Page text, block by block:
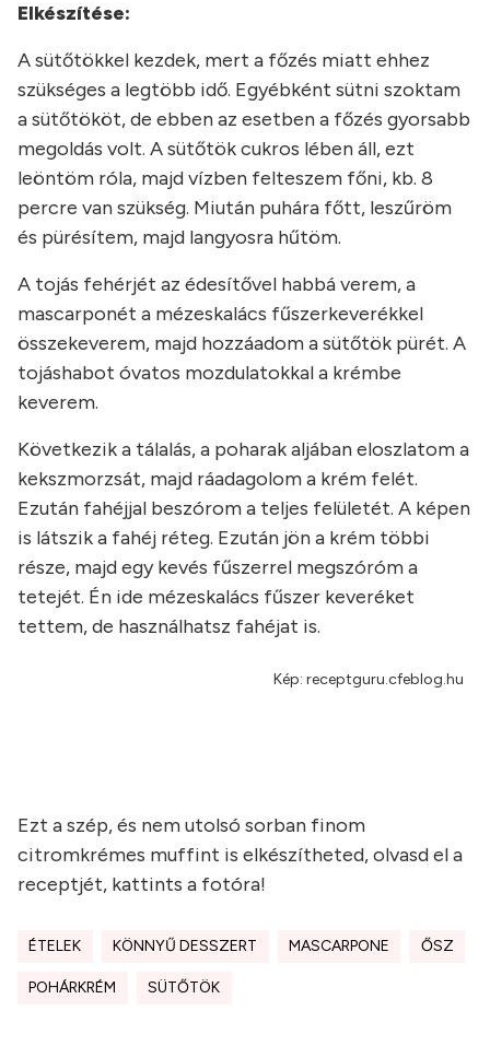
Elkészítése:
A sütőtökkel kezdek, mert a főzés miatt ehhez
szükséges a legtöbb idő. Egyébként sütni szoktam
a sütőtököt, de ebben az esetben a főzés gyorsabb
megoldás volt. A sütőtök cukros lében áll, ezt
leöntöm róla, majd vízben felteszem főni, kb. 8
percre van szükség. Miután puhára főtt, leszűröm
és pürésítem, majd langyosra hűtöm.
A tojás fehérjét az édesítővel habbá verem, a
mascarponét a mézeskalács fűszerkeverékkel
összekeverem, majd hozzáadom a sütőtök pürét. A
tojáshabot óvatos mozdulatokkal a krémbe
keverem.
Következik a tálalás, a poharak aljában eloszlatom a
kekszmorzsát, majd ráadagolom a krém felét.
Ezután fahéjjal beszórom a teljes felületét. A képen
is látszik a fahéj réteg. Ezután jön a krém többi
része, majd egy kevés fűszerrel megszóróm a
tetejét. Én ide mézeskalács fűszer keveréket
tettem, de használhatsz fahéjat is.
Kép: receptguru.cfeblog.hu
Ezt a szép, és nem utolsó sorban finom
citromkrémes muffint is elkészítheted, olvasd el a
receptjét, kattints a fotóra!
ÉTELEK KÖNNYŰ DESSZERT MASCARPONE ŐSZ
POHÁRKRÉM SÜTŐTÖK